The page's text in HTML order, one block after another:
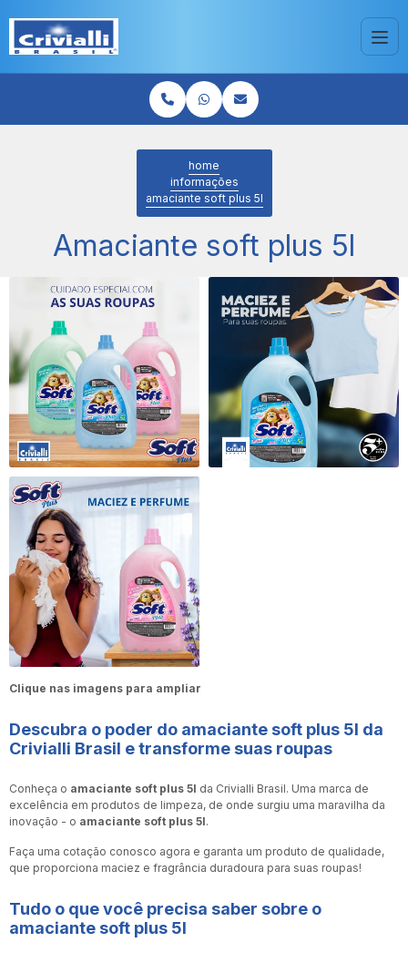
home
informações
amaciante soft plus 5l
Amaciante soft plus 5l
Clique nas imagens para ampliar
Descubra o poder do amaciante soft plus 5l da
Crivialli Brasil e transforme suas roupas
Conheça o amaciante soft plus 5l da Crivialli Brasil. Uma marca de
excelência em produtos de limpeza, de onde surgiu uma maravilha da
inovação - o amaciante soft plus 5l.
Faça uma cotação conosco agora e garanta um produto de qualidade,
que proporciona maciez e fragrância duradoura para suas roupas!
Tudo o que você precisa saber sobre o
amaciante soft plus 5l